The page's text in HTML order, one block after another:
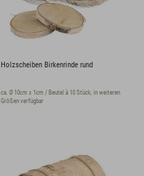
Holzscheiben Birkenrinde rund
ca. Ø 10cm x 1cm / Beutel à 10 Stück, in weiteren
Größen verfügbar